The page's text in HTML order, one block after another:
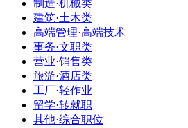
制造·机械类
建筑·土木类
高端管理·高端技术
事务·文职类
营业·销售类
旅游·酒店类
工厂·轻作业
留学·转就职
其他·综合职位